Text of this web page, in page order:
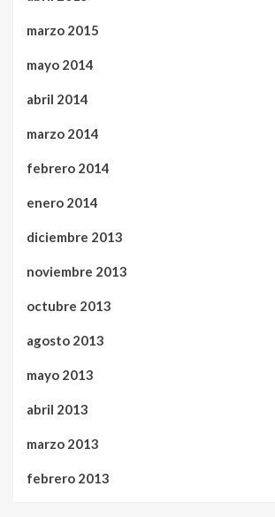
marzo 2015
mayo 2014
abril 2014
marzo 2014
febrero 2014
enero 2014
diciembre 2013
noviembre 2013
octubre 2013
agosto 2013
mayo 2013
abril 2013
marzo 2013
febrero 2013